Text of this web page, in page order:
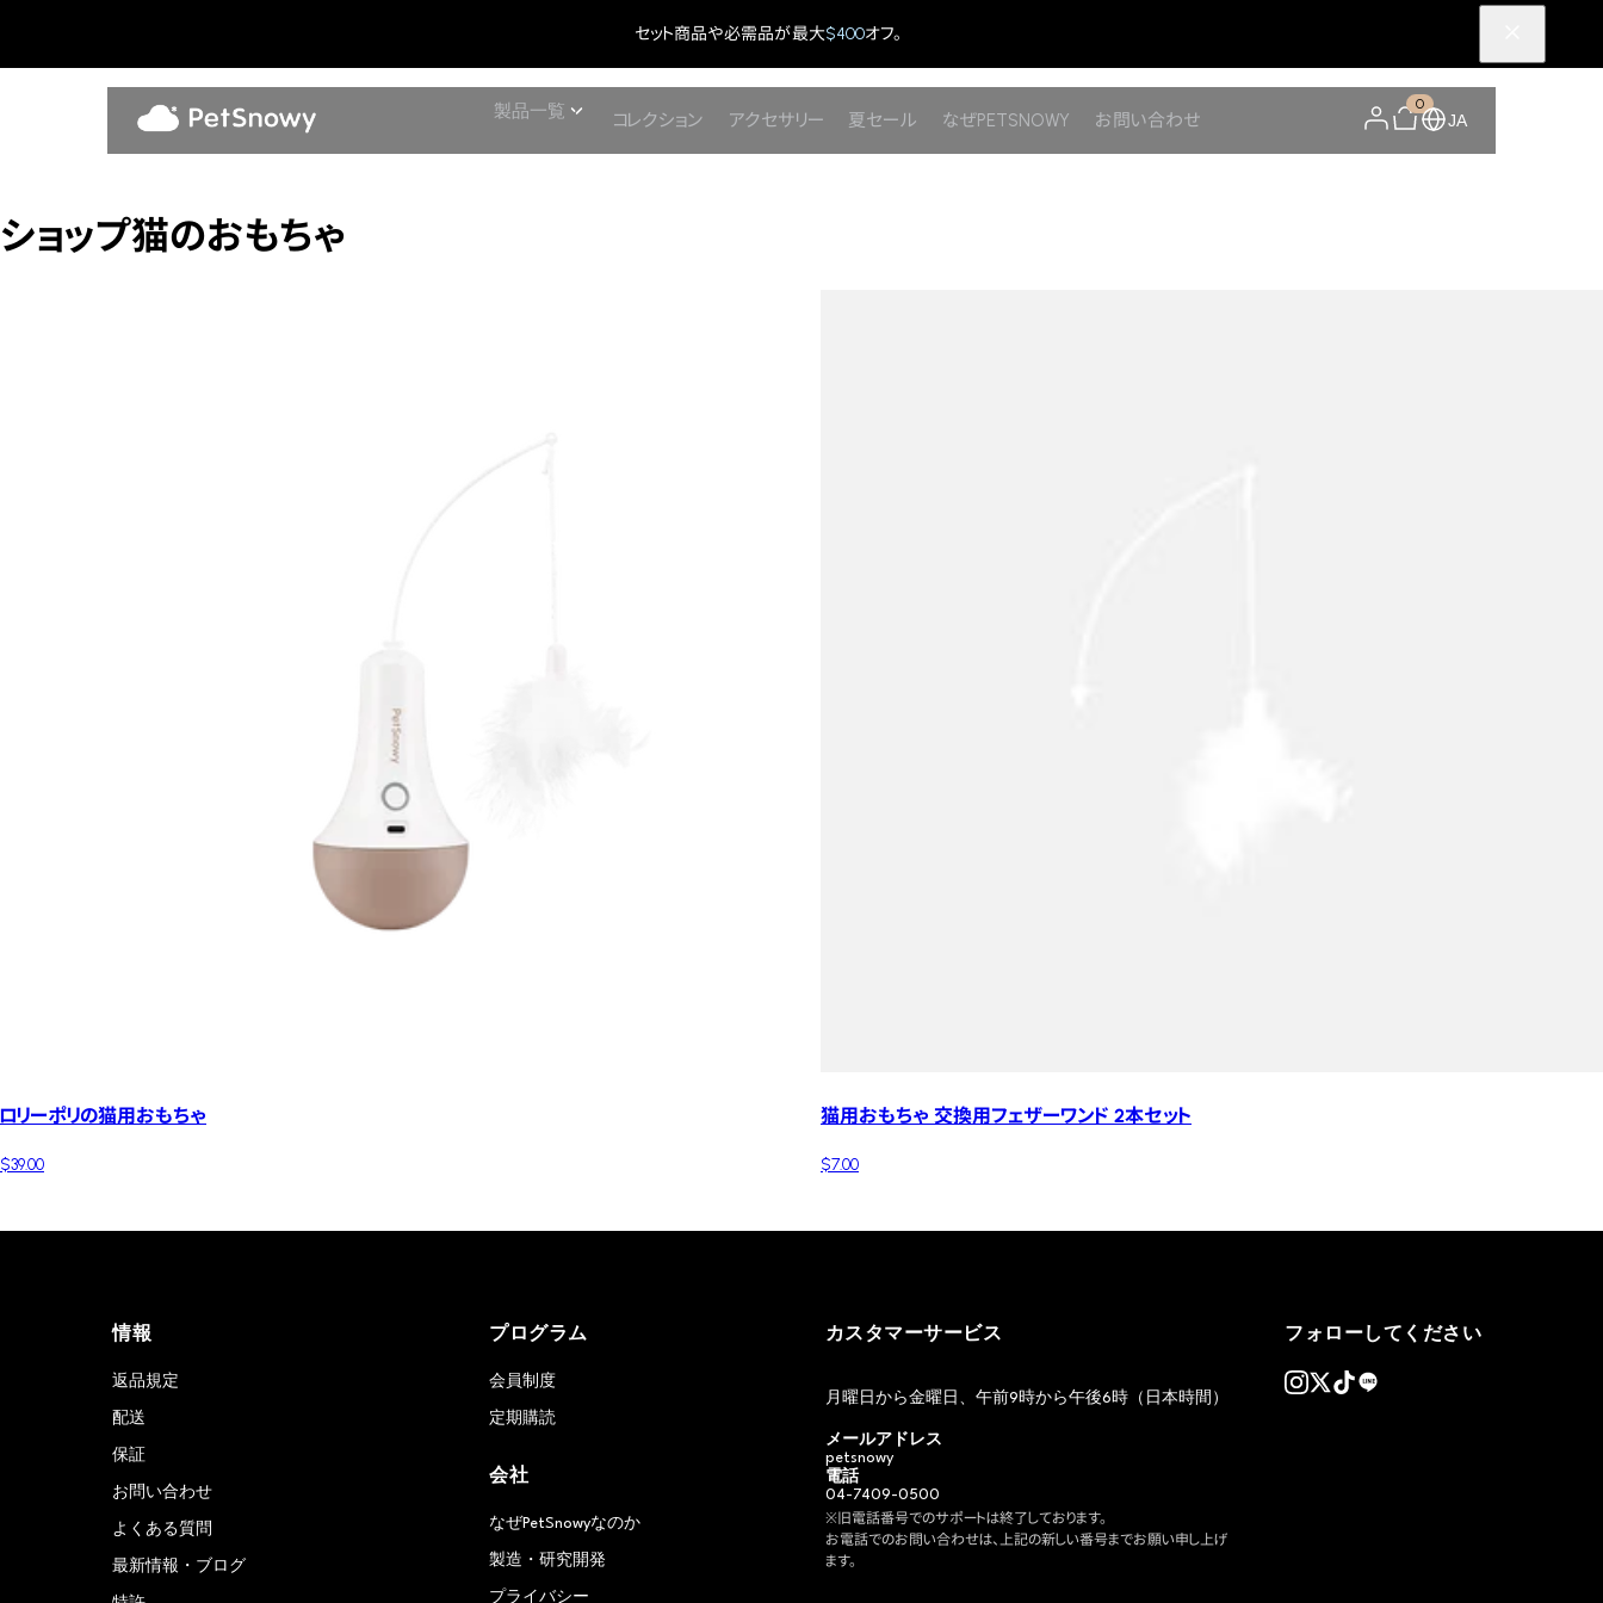
セット商品や必需品が最大$400オフ。
製品一覧 コレクション アクセサリー 夏セール なぜPETSNOWY お問い合わせ
0
JA
ショップ猫のおもちゃ
ロリーポリの猫用おもちゃ
$39.00
猫用おもちゃ 交換用フェザーワンド 2本セット
$7.00
情報
返品規定
配送
保証
お問い合わせ
よくある質問
最新情報・ブログ
プログラム
会員制度
定期購読
会社
なぜPetSnowyなのか
製造・研究開発
プライバシー
カスタマーサービス
月曜日から金曜日、午前9時から午後6時（日本時間）
メールアドレス
petsnowy
電話
04-7409-0500
※旧電話番号でのサポートは終了しております。
お電話でのお問い合わせは、上記の新しい番号までお願い申し上げ
ます。
フォローしてください